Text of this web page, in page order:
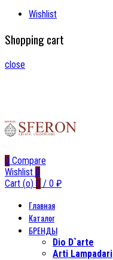
Wishlist
Shopping cart
close
0 Compare
Wishlist 0
Cart (o) 0 / 0 ₽
Главная
Каталог
БРЕНДЫ
Dio D`arte
Arti Lampadari